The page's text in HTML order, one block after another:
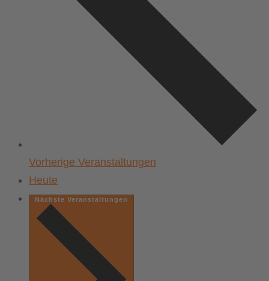
Vorherige Veranstaltungen
Heute
Nächste Veranstaltungen